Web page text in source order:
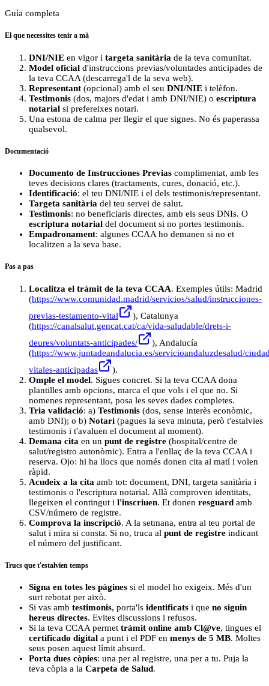
Guía completa
El que necessites tenir a mà
DNI/NIE en vigor i targeta sanitària de la teva comunitat.
Model oficial d'instruccions previas/voluntades anticipades de
la teva CCAA (descarrega'l de la seva web).
Representant (opcional) amb el seu DNI/NIE i telèfon.
Testimonis (dos, majors d'edat i amb DNI/NIE) o escriptura
notarial si prefereixes notari.
Una estona de calma per llegir el que signes. No és paperassa
qualsevol.
Documentació
Documento de Instrucciones Previas complimentat, amb les
teves decisions clares (tractaments, cures, donació, etc.).
Identificació: el teu DNI/NIE i el dels testimonis/representant.
Targeta sanitària del teu servei de salut.
Testimonis: no beneficiaris directes, amb els seus DNIs. O
escriptura notarial del document si no portes testimonis.
Empadronament: algunes CCAA ho demanen si no et
localitzen a la seva base.
Pas a pas
Localitza el tràmit de la teva CCAA. Exemples útils: Madrid
(https://www.comunidad.madrid/servicios/salud/instrucciones-
previas-testamento-vital
), Catalunya
(https://canalsalut.gencat.cat/ca/vida-saludable/drets-i-
deures/voluntats-anticipades/
), Andalucía
(https://www.juntadeandalucia.es/servicioandaluzdesalud/
vitales-anticipadas
).
Omple el model. Sigues concret. Si la teva CCAA dona
plantilles amb opcions, marca el que vols i el que no. Si
nomenes representant, posa les seves dades completes.
Tria validació: a) Testimonis (dos, sense interès econòmic,
amb DNI); o b) Notari (pagues la seva minuta, però t'estalvies
testimonis i t'avaluen el document al moment).
Demana cita en un punt de registre (hospital/centre de
salut/registro autonòmic). Entra a l'enllaç de la teva CCAA i
reserva. Ojo: hi ha llocs que només donen cita al matí i volen
ràpid.
Acudeix a la cita amb tot: document, DNI, targeta sanitària i
testimonis o l'escriptura notarial. Allà comproven identitats,
llegeixen el contingut i l'inscriuen. Et donen resguard amb
CSV/número de registre.
Comprova la inscripció. A la setmana, entra al teu portal de
salut i mira si consta. Si no, truca al punt de registre indicant
el número del justificant.
Trucs que t'estalvien temps
Signa en totes les pàgines si el model ho exigeix. Més d'un
surt rebotat per això.
Si vas amb testimonis, porta'ls identificats i que no siguin
hereus directes. Evites discussions i refusos.
Si la teva CCAA permet tràmit online amb Cl@ve, tingues el
certificado digital a punt i el PDF en menys de 5 MB. Moltes
seus posen aquest límit absurd.
Porta dues còpies: una per al registre, una per a tu. Puja la
teva còpia a la Carpeta de Salud.